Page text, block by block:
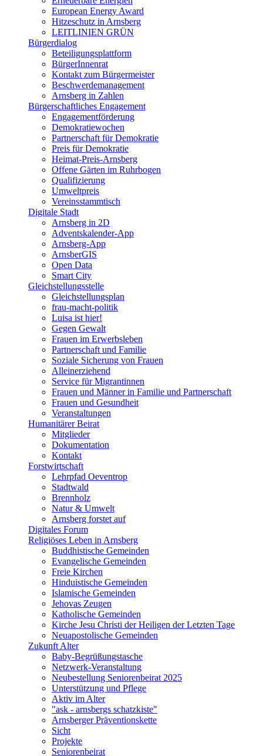
European Energy Award
Hitzeschutz in Arnsberg
LEITLINIEN GRÜN
Bürgerdialog
Beteiligungsplattform
BürgerInnenrat
Kontakt zum Bürgermeister
Beschwerdemanagement
Arnsberg in Zahlen
Bürgerschaftliches Engagement
Engagementförderung
Demokratiewochen
Partnerschaft für Demokratie
Preis für Demokratie
Heimat-Preis-Arnsberg
Offene Gärten im Ruhrbogen
Qualifizierung
Umweltpreis
Vereinsstammtisch
Digitale Stadt
Arnsberg in 2D
Adventskalender-App
Arnsberg-App
ArnsberGIS
Open Data
Smart City
Gleichstellungsstelle
Gleichstellungsplan
frau-macht-politik
Luisa ist hier!
Gegen Gewalt
Frauen im Erwerbsleben
Partnerschaft und Familie
Soziale Sicherung von Frauen
Alleinerziehend
Service für Migrantinnen
Frauen und Männer in Familie und Partnerschaft
Frauen und Gesundheit
Veranstaltungen
Humanitärer Beirat
Mitglieder
Dokumentation
Kontakt
Forstwirtschaft
Lehrpfad Oeventrop
Stadtwald
Brennholz
Natur & Umwelt
Arnsberg forstet auf
Digitales Forum
Religiöses Leben in Arnsberg
Buddhistische Gemeinden
Evangelische Gemeinden
Freie Kirchen
Hinduistische Gemeinden
Islamische Gemeinden
Jehovas Zeugen
Katholische Gemeinden
Kirche Jesu Christi der Heiligen der Letzten Tage
Neuapostolische Gemeinden
Zukunft Alter
Baby-Begrüßungstasche
Netzwerk-Veranstaltung
Neubestellung Seniorenbeirat 2025
Unterstützung und Pflege
Aktiv im Alter
"ask - arnsbergs schatzkiste"
Arnsberger Präventionskette
Sicht
Projekte
Seniorenbeirat